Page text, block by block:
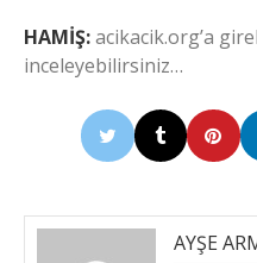
HAMİŞ:acikacik.org’a
inceleyebilirsiniz…
AYŞE